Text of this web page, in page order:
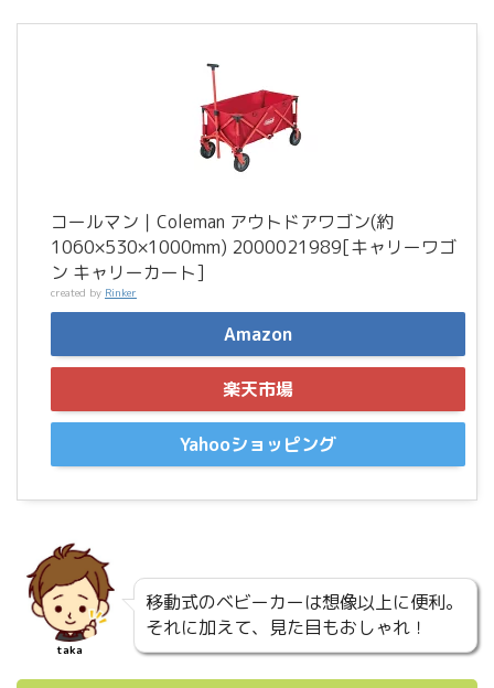
コールマン｜Coleman アウトドアワゴン(約
1060×530×1000mm) 2000021989[キャリーワゴ
ン キャリーカート]
created by Rinker
Amazon
楽天市場
Yahooショッピング
taka
移動式のベビーカーは想像以上に便利。
それに加えて、見た目もおしゃれ！